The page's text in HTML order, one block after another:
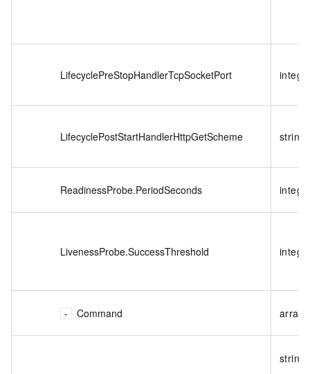
LifecyclePreStopHandlerTcpSocketPort
LifecyclePostStartHandlerHttpGetScheme string
ReadinessProbe.PeriodSeconds
LivenessProbe.SuccessThreshold
Command array
string